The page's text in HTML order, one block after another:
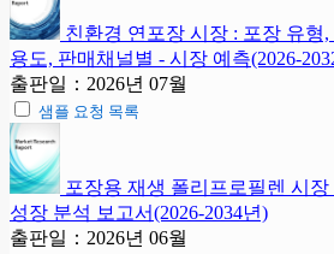
친환경 연포장 시장 : 포장 유형
용도, 판매채널별 - 시장 예측(2026-
출판일：2026년 07월
샘플 요청 목록
포장용 재생 폴리프로필렌 시
성장 분석 보고서(2026-2034년)
출판일：2026년 06월